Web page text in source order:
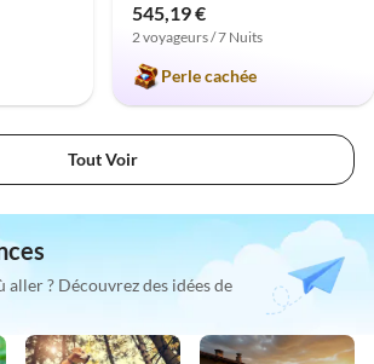
545,19 €
2 voyageurs / 7 Nuits
Perle cachée
Tout Voir
aller ? Découvrez des idées de